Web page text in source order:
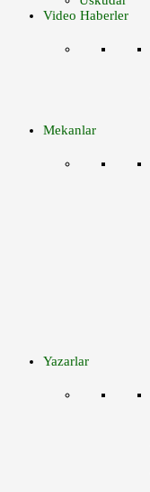
Video Haberler
Mekanlar
Yazarlar